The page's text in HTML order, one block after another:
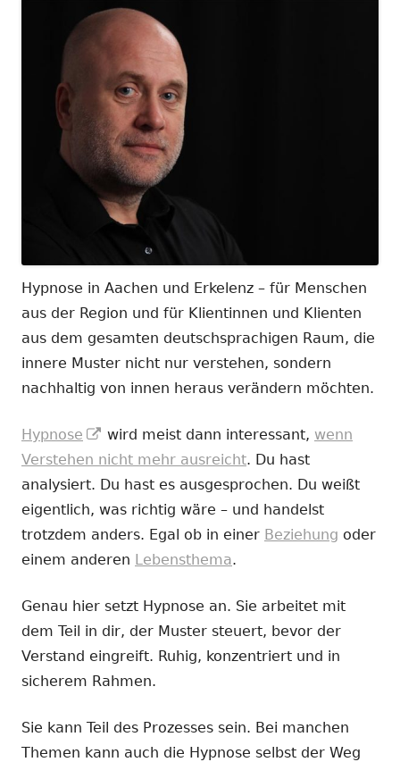
Hypnose in Aachen und Erkelenz – für Menschen
aus der Region und für Klientinnen und Klienten
aus dem gesamten deutschsprachigen Raum, die
innere Muster nicht nur verstehen, sondern
nachhaltig von innen heraus verändern möchten.
Hypnose
In
neuem
Fenster
öffnen
wird meist dann interessant, wenn
Verstehen nicht mehr ausreicht. Du hast
analysiert. Du hast es ausgesprochen. Du weißt
eigentlich, was richtig wäre – und handelst
trotzdem anders. Egal ob in einer Beziehung oder
einem anderen Lebensthema.
Genau hier setzt Hypnose an. Sie arbeitet mit
dem Teil in dir, der Muster steuert, bevor der
Verstand eingreift. Ruhig, konzentriert und in
sicherem Rahmen.
Sie kann Teil des Prozesses sein. Bei manchen
Themen kann auch die Hypnose selbst der Weg